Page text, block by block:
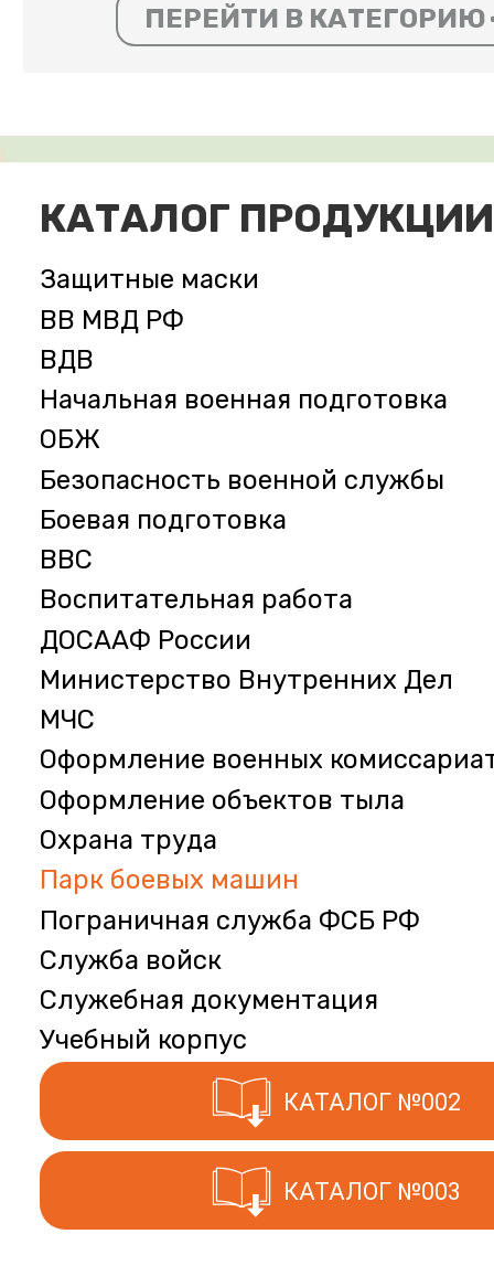
ПЕРЕЙТИ В КАТЕГОРИЮ
КАТАЛОГ ПРОДУКЦИИ
Защитные маски
ВВ МВД РФ
ВДВ
Начальная военная подготовка
ОБЖ
Безопасность военной службы
Боевая подготовка
ВВС
Воспитательная работа
ДОСААФ России
Министерство Внутренних Дел
МЧС
Оформление военных
Оформление объектов тыла
Охрана труда
Парк боевых машин
Пограничная служба ФСБ РФ
Служба войск
Служебная документация
Учебный корпус
КАТАЛОГ №002
КАТАЛОГ №003